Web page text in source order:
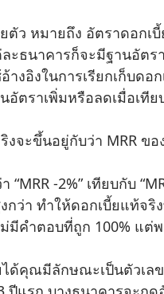
ว หมายถึง อัตราดอกเบี้
ะธนาคารก็จะมีฐานอัต
อิงในการเรียกเก็บดอก
ตราเพิ่มหรือลดเมื่อเที
ะขึ้นอยู่กับว่า MRR ขอ
-2%” เทียบกับ
กว่า ทำให้ดอกเบี้ยแท้จริ
มีคำตอบที่ถูก 100% แต่
ด้คุณมีลักษณะเป็นตัวเล